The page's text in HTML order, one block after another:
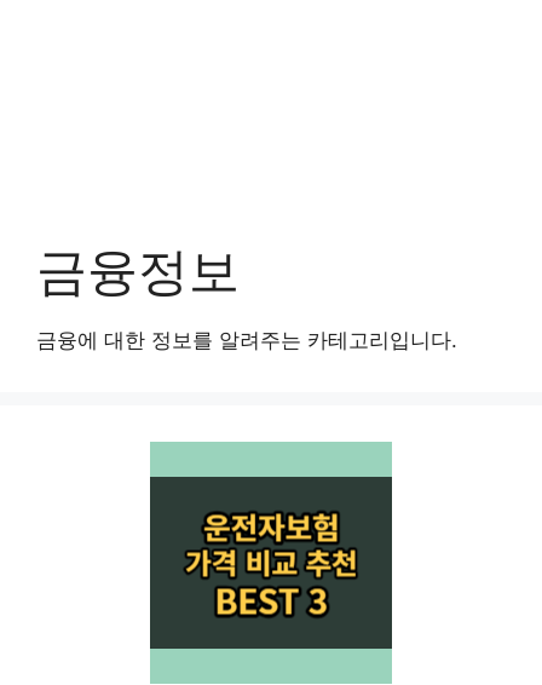
금융정보
금융에 대한 정보를 알려주는 카테고리입니다.